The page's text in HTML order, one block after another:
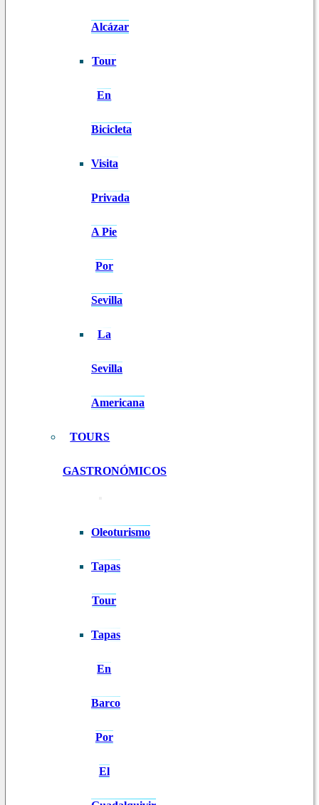
Alcázar
Tour
En
Bicicleta
Visita
Privada
A Pie
Por
Sevilla
La
Sevilla
Americana
TOURS
GASTRONÓMICOS
Oleoturismo
Tapas
Tour
Tapas
En
Barco
Por
El